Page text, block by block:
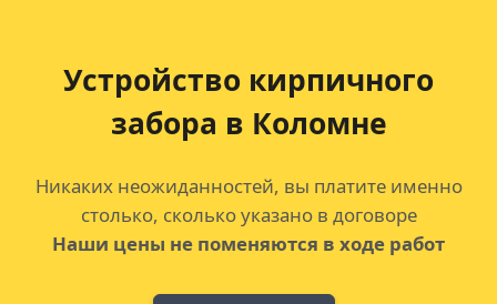
Устройство кирпичного
забора в Коломне
Никаких неожиданностей, вы платите именно
столько, сколько указано в договоре
Наши цены не поменяются в ходе работ